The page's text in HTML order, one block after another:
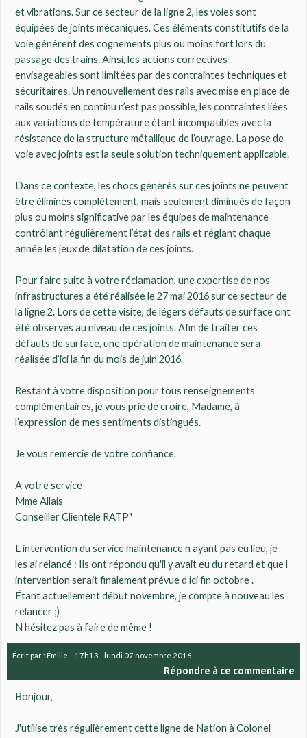
et vibrations. Sur ce secteur de la ligne 2, les voies sont
équipées de joints mécaniques. Ces éléments constitutifs de la
voie génèrent des cognements plus ou moins fort lors du
passage des trains. Ainsi, les actions correctives
envisageables sont limitées par des contraintes techniques et
sécuritaires. Un renouvellement des rails avec mise en place de
rails soudés en continu n’est pas possible, les contraintes liées
aux variations de température étant incompatibles avec la
résistance de la structure métallique de l’ouvrage. La pose de
voie avec joints est la seule solution techniquement applicable.
Dans ce contexte, les chocs générés sur ces joints ne peuvent
être éliminés complètement, mais seulement diminués de façon
plus ou moins significative par les équipes de maintenance
contrôlant régulièrement l’état des rails et réglant chaque
année les jeux de dilatation de ces joints.
Pour faire suite à votre réclamation, une expertise de nos
infrastructures a été réalisée le 27 mai 2016 sur ce secteur de
la ligne 2. Lors de cette visite, de légers défauts de surface ont
été observés au niveau de ces joints. Afin de traiter ces
défauts de surface, une opération de maintenance sera
réalisée d’ici la fin du mois de juin 2016.
Restant à votre disposition pour tous renseignements
complémentaires, je vous prie de croire, Madame, à
l’expression de mes sentiments distingués.
Je vous remercie de votre confiance.
A votre service
Mme Allais
Conseiller Clientèle RATP"
L intervention du service maintenance n ayant pas eu lieu, je
les ai relancé : Ils ont répondu qu'il y avait eu du retard et que l
intervention serait finalement prévue d ici fin octobre .
Étant actuellement début novembre, je compte à nouveau les
relancer ;)
N hésitez pas à faire de même !
Écrit par : Émilie 17h13 - lundi 07 novembre 2016
Répondre à ce commentaire
Bonjour,
J'utilise très régulièrement cette ligne de Nation à Colonel